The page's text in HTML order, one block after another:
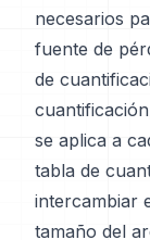
necesarios
fuente de
de
se aplica a
tabla de
intercambiar
tamaño del